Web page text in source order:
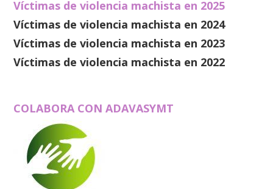
Víctimas de violencia machista en 2025
Víctimas de violencia machista en 2024
Víctimas de violencia machista en 2023
Víctimas de violencia machista en 2022
COLABORA CON ADAVASYMT